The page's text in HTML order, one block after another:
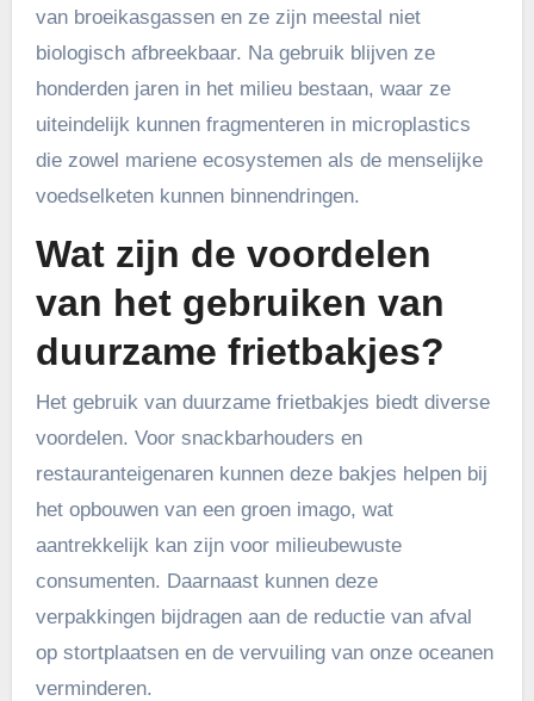
van broeikasgassen en ze zijn meestal niet
biologisch afbreekbaar. Na gebruik blijven ze
honderden jaren in het milieu bestaan, waar ze
uiteindelijk kunnen fragmenteren in microplastics
die zowel mariene ecosystemen als de menselijke
voedselketen kunnen binnendringen.
Wat zijn de voordelen
van het gebruiken van
duurzame frietbakjes?
Het gebruik van duurzame frietbakjes biedt diverse
voordelen. Voor snackbarhouders en
restauranteigenaren kunnen deze bakjes helpen bij
het opbouwen van een groen imago, wat
aantrekkelijk kan zijn voor milieubewuste
consumenten. Daarnaast kunnen deze
verpakkingen bijdragen aan de reductie van afval
op stortplaatsen en de vervuiling van onze oceanen
verminderen.